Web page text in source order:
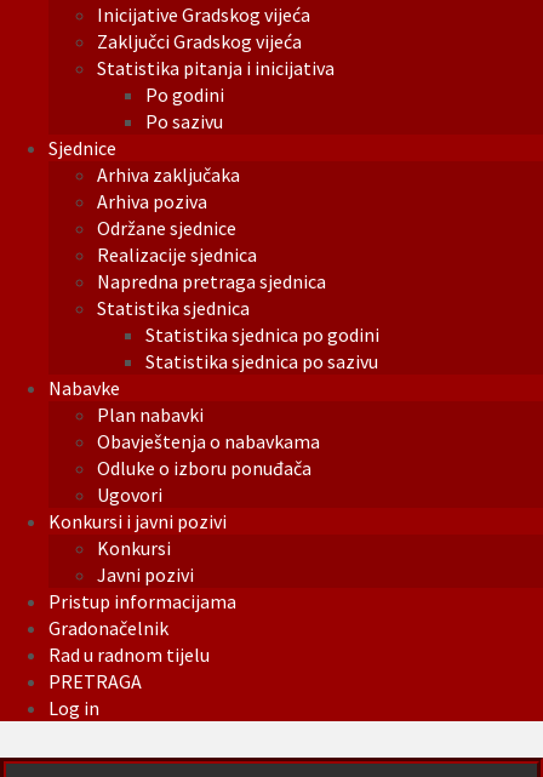
Inicijative Gradskog vijeća
Zaključci Gradskog vijeća
Statistika pitanja i inicijativa
Po godini
Po sazivu
Sjednice
Arhiva zaključaka
Arhiva poziva
Održane sjednice
Realizacije sjednica
Napredna pretraga sjednica
Statistika sjednica
Statistika sjednica po godini
Statistika sjednica po sazivu
Nabavke
Plan nabavki
Obavještenja o nabavkama
Odluke o izboru ponuđača
Ugovori
Konkursi i javni pozivi
Konkursi
Javni pozivi
Pristup informacijama
Gradonačelnik
Rad u radnom tijelu
PRETRAGA
Log in